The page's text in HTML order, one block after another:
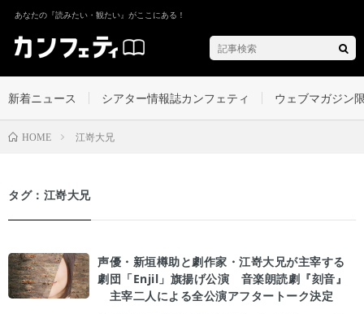
あなたの『読みたい・観たい』がここにある！
新着ニュース シアター情報誌カンフェティ ウェブマガジン
HOME 江嵜大兄
タグ：江嵜大兄
声優・新垣樽助と劇作家・江嵜大兄が主宰する
劇団「Enjil」旗揚げ公演 音楽朗読劇『刻音』
主宰二人による全公演アフタートーク決定